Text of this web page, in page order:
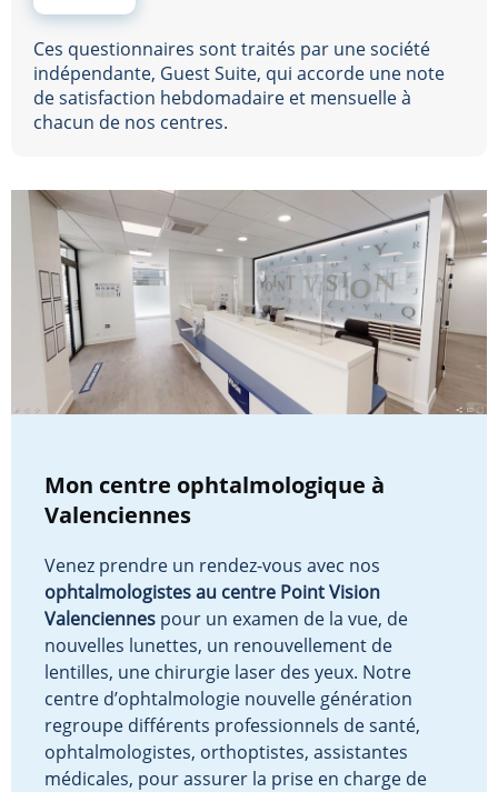
Ces questionnaires sont traités par une société
indépendante, Guest Suite, qui accorde une note
de satisfaction hebdomadaire et mensuelle à
chacun de nos centres.
Mon centre ophtalmologique à
Valenciennes
Venez prendre un rendez-vous avec nos
ophtalmologistes au centre Point Vision
Valenciennes pour un examen de la vue, de
nouvelles lunettes, un renouvellement de
lentilles, une chirurgie laser des yeux. Notre
centre d’ophtalmologie nouvelle génération
regroupe différents professionnels de santé,
ophtalmologistes, orthoptistes, assistantes
médicales, pour assurer la prise en charge de